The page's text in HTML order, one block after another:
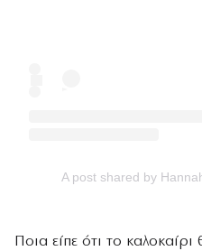
A post shared by
Ποια είπε ότι το